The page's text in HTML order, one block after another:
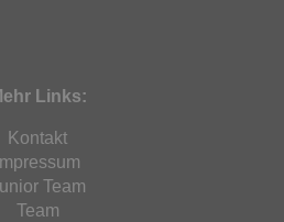
Links:
Kontakt
Impressum
Team
Team